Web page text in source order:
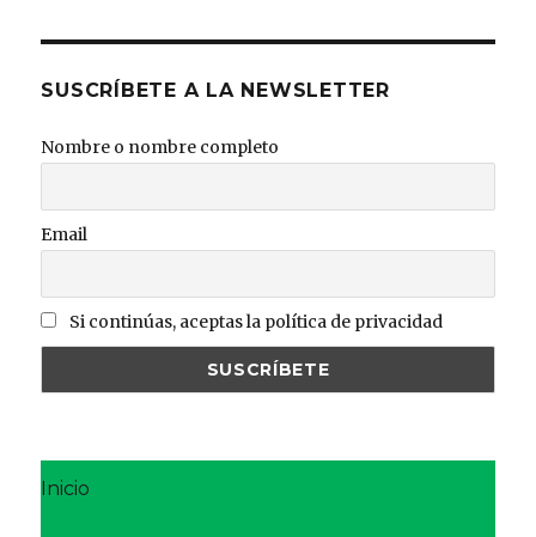
SUSCRÍBETE A LA NEWSLETTER
Nombre o nombre completo
Email
Si continúas, aceptas la política de privacidad
Inicio